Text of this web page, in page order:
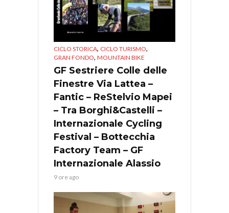
CICLO STORICA, CICLO TURISMO,
GRAN FONDO, MOUNTAIN BIKE
GF Sestriere Colle delle
Finestre Via Lattea –
Fantic – ReStelvio Mapei
– Tra Borghi&Castelli –
Internazionale Cycling
Festival – Bottecchia
Factory Team – GF
Internazionale Alassio
9 ore ago